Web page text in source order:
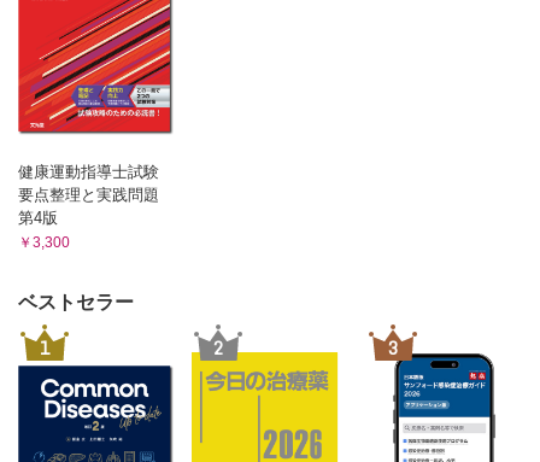
健康運動指導士試験
要点整理と実践問題
第4版
￥3,300
ベストセラー
1 2 3